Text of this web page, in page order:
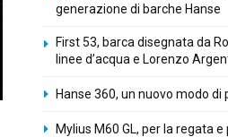
generazione di barche Hanse
First 53, barca disegnata da
linee d’acqua e Lorenzo
Hanse 360, un nuovo modo di
Mylius M60 GL, per la regata